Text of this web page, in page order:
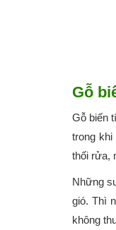
Gỗ
Gỗ biến
trong khi
thối rửa,
Những
gió. Thì
không